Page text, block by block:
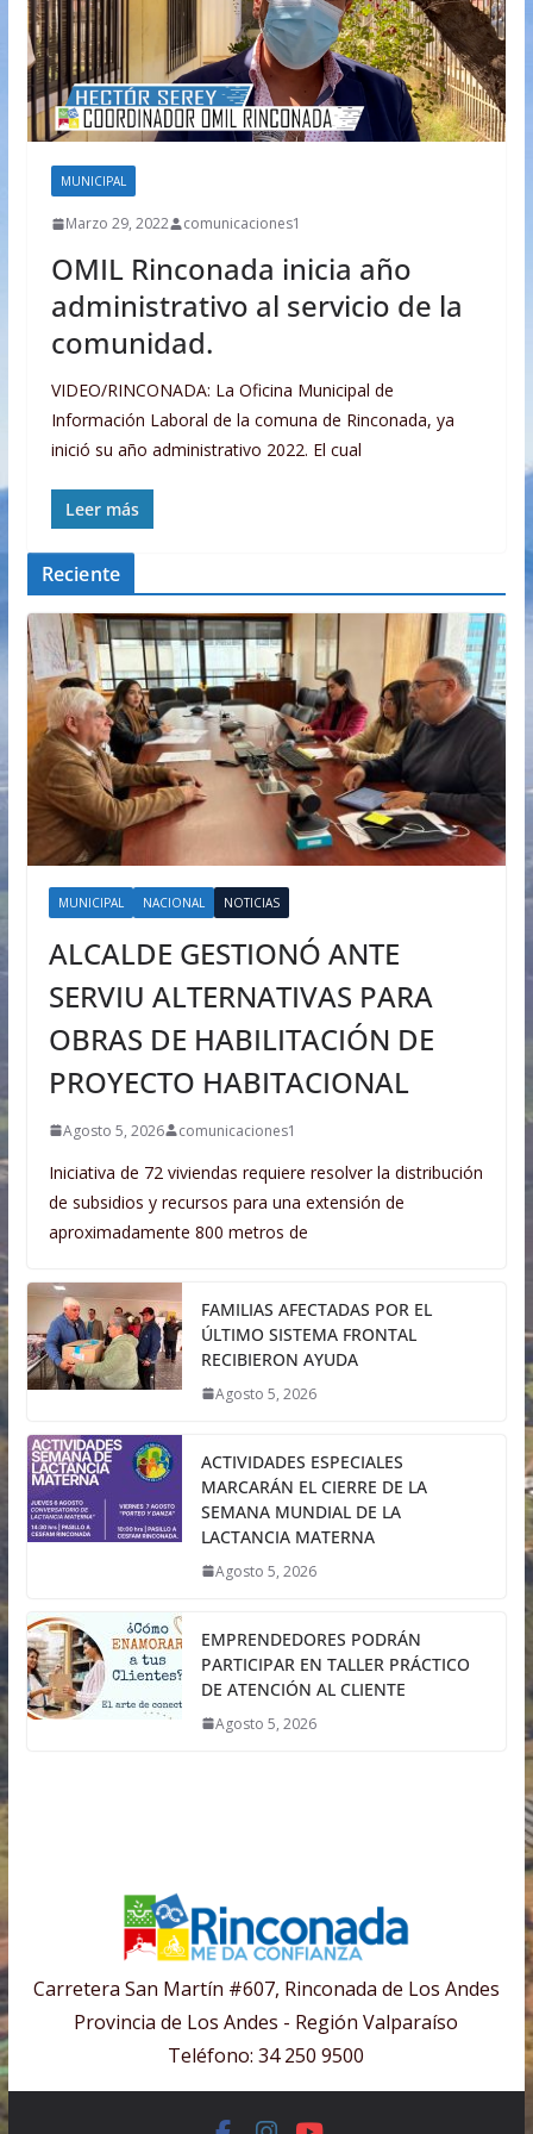
MUNICIPAL
Marzo 29, 2022 comunicaciones1
OMIL Rinconada inicia año
administrativo al servicio de la
comunidad.
VIDEO/RINCONADA: La Oficina Municipal de
Información Laboral de la comuna de Rinconada, ya
inició su año administrativo 2022. El cual
Leer más
Reciente
MUNICIPAL NACIONAL NOTICIAS
ALCALDE GESTIONÓ ANTE
SERVIU ALTERNATIVAS PARA
OBRAS DE HABILITACIÓN DE
PROYECTO HABITACIONAL
Agosto 5, 2026 comunicaciones1
Iniciativa de 72 viviendas requiere resolver la distribución
de subsidios y recursos para una extensión de
aproximadamente 800 metros de
FAMILIAS AFECTADAS POR EL
ÚLTIMO SISTEMA FRONTAL
RECIBIERON AYUDA
Agosto 5, 2026
ACTIVIDADES ESPECIALES
MARCARÁN EL CIERRE DE LA
SEMANA MUNDIAL DE LA
LACTANCIA MATERNA
Agosto 5, 2026
EMPRENDEDORES PODRÁN
PARTICIPAR EN TALLER PRÁCTICO
DE ATENCIÓN AL CLIENTE
Agosto 5, 2026
Carretera San Martín #607, Rinconada de Los Andes
Provincia de Los Andes - Región Valparaíso
Teléfono: 34 250 9500